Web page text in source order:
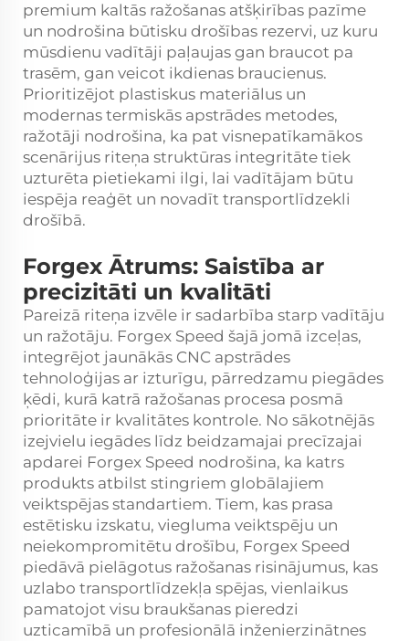
premium kaltās ražošanas atšķirības pazīme
un nodrošina būtisku drošības rezervi, uz kuru
mūsdienu vadītāji paļaujas gan braucot pa
trasēm, gan veicot ikdienas braucienus.
Prioritizējot plastiskus materiālus un
modernas termiskās apstrādes metodes,
ražotāji nodrošina, ka pat visnepatīkamākos
scenārijus riteņa struktūras integritāte tiek
uzturēta pietiekami ilgi, lai vadītājam būtu
iespēja reaģēt un novadīt transportlīdzekli
drošībā.
Forgex Ātrums: Saistība ar
precizitāti un kvalitāti
Pareizā riteņa izvēle ir sadarbība starp vadītāju
un ražotāju. Forgex Speed šajā jomā izceļas,
integrējot jaunākās CNC apstrādes
tehnoloģijas ar izturīgu, pārredzamu piegādes
ķēdi, kurā katrā ražošanas procesa posmā
prioritāte ir kvalitātes kontrole. No sākotnējās
izejvielu iegādes līdz beidzamajai precīzajai
apdarei Forgex Speed nodrošina, ka katrs
produkts atbilst stingriem globālajiem
veiktspējas standartiem. Tiem, kas prasa
estētisku izskatu, viegluma veiktspēju un
neiekompromitētu drošību, Forgex Speed
piedāvā pielāgotus ražošanas risinājumus, kas
uzlabo transportlīdzekļa spējas, vienlaikus
pamatojot visu braukšanas pieredzi
uzticamībā un profesionālā inženierzinātnes